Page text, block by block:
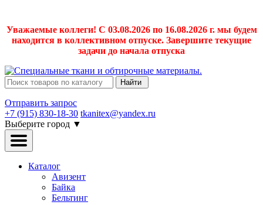
Уважаемые коллеги! С 03.08.2026 по 16.08.2026 г. мы будем
находится в коллективном отпуске. Завершите текущие
задачи до начала отпуска
Найти
Отправить запрос
+7 (915) 830-18-30 tkanitex@yandex.ru
Выберите город ▼
Каталог
Авизент
Байка
Бельтинг